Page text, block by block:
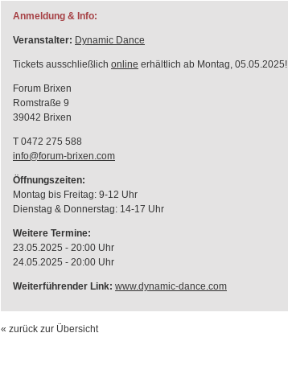
Anmeldung & Info:
Veranstalter: Dynamic Dance
Tickets ausschließlich online erhältlich ab Montag, 05.05.2025!
Forum Brixen
Romstraße 9
39042 Brixen
T 0472 275 588
info@forum-brixen.com
Öffnungszeiten:
Montag bis Freitag: 9-12 Uhr
Dienstag & Donnerstag: 14-17 Uhr
Weitere Termine:
23.05.2025 - 20:00 Uhr
24.05.2025 - 20:00 Uhr
Weiterführender Link: www.dynamic-dance.com
« zurück zur Übersicht